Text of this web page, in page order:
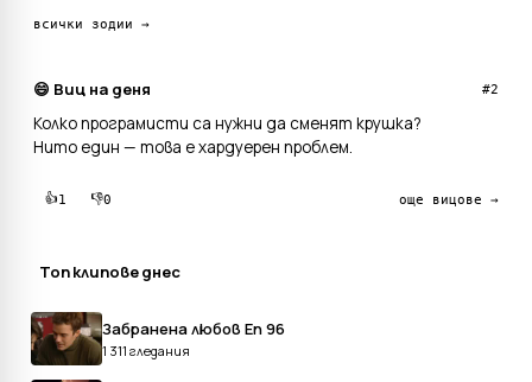
всички зодии →
😄 Виц на деня #2
Колко програмисти са нужни да сменят крушка?
Нито един — това е хардуерен проблем.
👍1 👎0 още вицове →
Топ клипове днес
Забранена любов Еп 96
1 311 гледания